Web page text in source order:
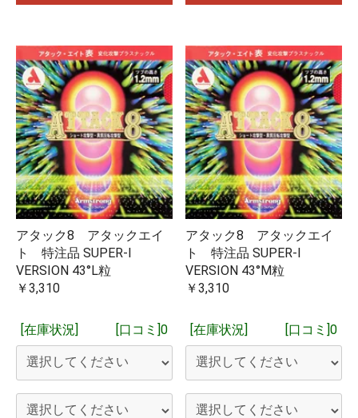
アタック8 アタックエイ
ト 特注品 SUPER-I
VERSION 43°L粒
￥3,310
[在庫状況] [口コミ]0
アタック8 アタックエイ
ト 特注品 SUPER-I
VERSION 43°M粒
￥3,310
[在庫状況] [口コミ]0
カートへ進む
「取り寄せ商品（予約注文）」となっているものは3～4営業
日ほどで入荷いたします。問屋に在庫がある場合は1営業日で
入荷するものもございます。
「在庫有り」となっているものは基本的に即日発送となりま
す。複数個ご購入の場合は在庫がない分が取り寄せとなり、
すべての商品が揃った時点でのご発送となります。実店舗や
他のネット店舗でも在庫を共有しており、在庫有りとなって
いる場合でも在庫切れしていることもございますことをご了
承ください。
※15時までに当社にメーカーから入荷した商品や当社に在庫が
ある商品をご注文いただいた場合は、15時現在当社に在庫が
あれば、基本的に即日ご発送を予定しております。